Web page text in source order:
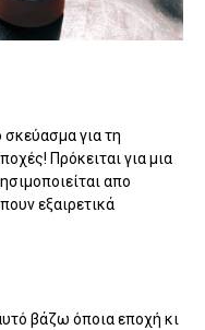
σκεύασμα για τη
Πρόκειται για μια
απο
εξαιρετικά
βάζω όποια εποχή κι